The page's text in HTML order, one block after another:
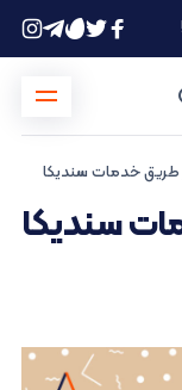
طریق خدمات سندیکا
سندیکا